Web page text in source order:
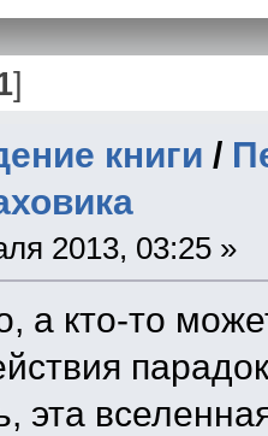
]
книги /
2013, 03:25 »
а кто-то
эта